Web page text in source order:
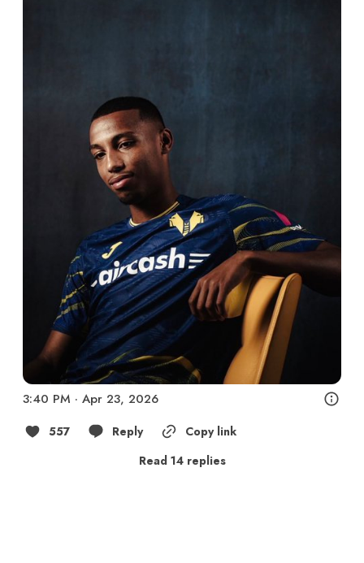
3:40 PM · Apr 23, 2026
557 Reply
Copy link
Read 14 replies